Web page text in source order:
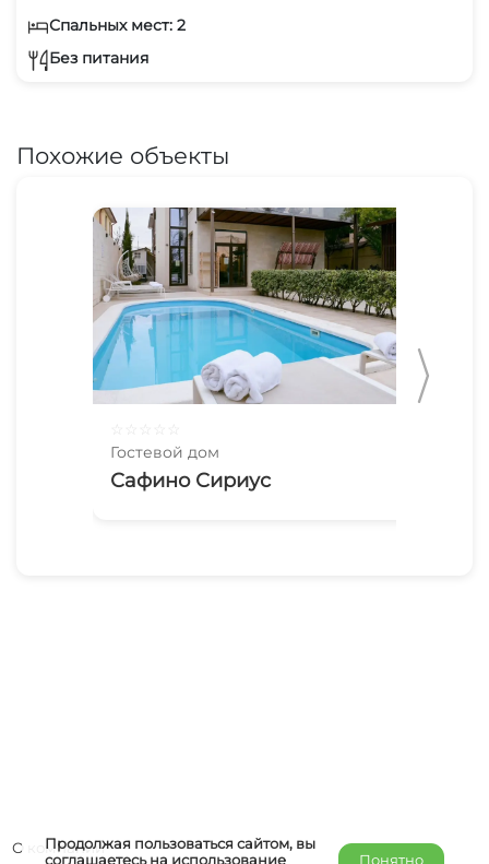
Спальных мест: 2
Без питания
Похожие объекты
Гостевой дом
Сафино Сириус
Продолжая пользоваться сайтом, вы
соглашаетесь на использование
Понятно
О компании